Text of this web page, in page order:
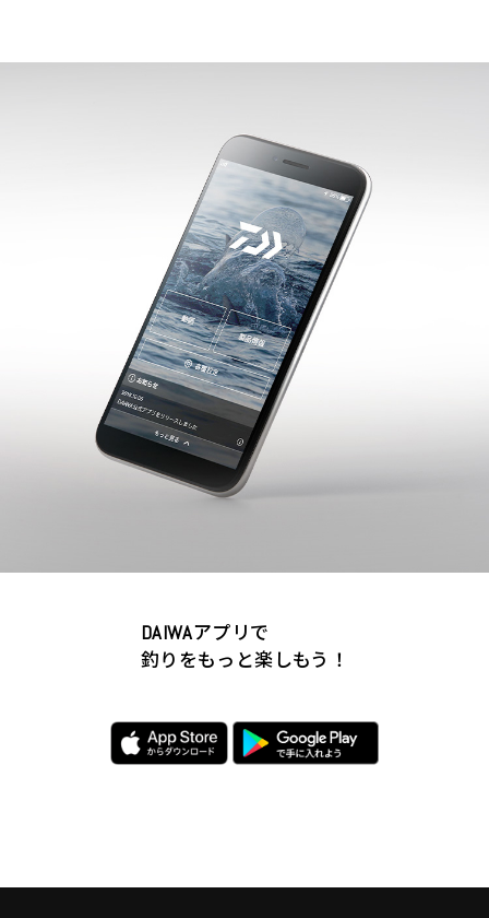
DAIWAアプリで
釣りをもっと楽しもう！